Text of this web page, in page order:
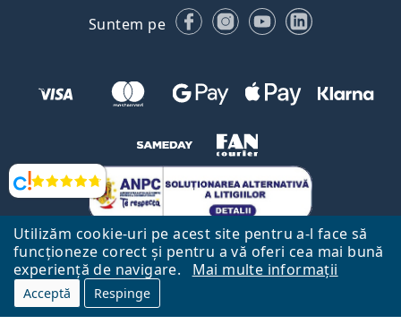
Utilizăm cookie-uri pe acest site pentru a-l face să
funcționeze corect și pentru a vă oferi cea mai bună
experiență de navigare.
Mai multe informații
Acceptă Respinge
Opinii
Suntem pe FacebookInstagram
YouTubeLinkedIn
Către Pagina Principală Mai sus